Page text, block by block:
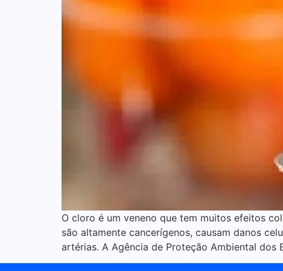
O cloro é um veneno que tem muitos efeitos
são altamente cancerígenos, causam danos
artérias. A Agência de Proteção Ambiental dos